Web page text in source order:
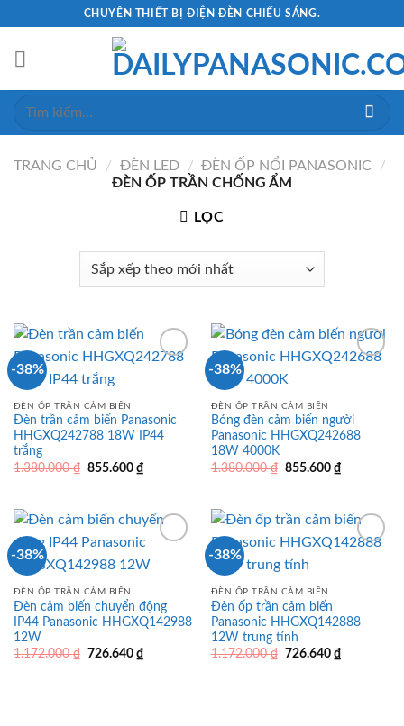
content
CHUYÊN THIẾT BỊ ĐIỆN ĐÈN CHIẾU SÁNG.
Tìm
TRANG CHỦ / ĐÈN LED / ĐÈN ỐP NỔI PANASONIC
/
ĐÈN ỐP TRẦN CHỐNG ẨM
LỌC
-38%
ĐÈN ỐP TRẦN CẢM BIẾN
Đèn trần cảm biến Panasonic
HHGXQ242788 18W IP44
trắng
1.380.000₫ Giá
855.600 ₫Giá
hiện
855.600 ₫.
-38%
ĐÈN ỐP TRẦN CẢM BIẾN
Bóng đèn cảm biến người
Panasonic HHGXQ242688
18W 4000K
1.380.000₫ Giá
855.600 ₫Giá
hiện
855.600 ₫.
-38%
ĐÈN ỐP TRẦN CẢM BIẾN
Đèn cảm biến chuyển động
IP44 Panasonic HHGXQ142988
12W
1.172.000₫ Giá
726.640 ₫Giá
-38%
ĐÈN ỐP TRẦN CẢM BIẾN
Đèn ốp trần cảm biến
Panasonic HHGXQ142888
12W trung tính
1.172.000₫ Giá
726.640 ₫Giá